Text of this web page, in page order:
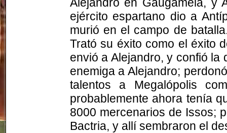
ejército espartano dio a
murió en el campo de
Trató su éxito como el éxito
envió a Alejandro, y confió
enemiga a Alejandro;
talentos a Megalópolis
probablemente ahora tenía
8000 mercenarios de Issos;
Bactria, y allí sembraron el